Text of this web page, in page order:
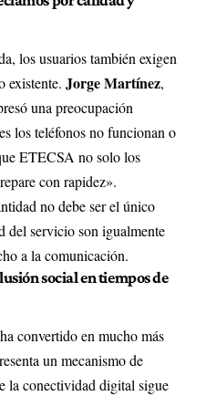
los usuarios también exigen
existente. Jorge Martínez,
una preocupación
los teléfonos no funcionan o
ETECSA no solo los
con rapidez».
no debe ser el único
servicio son igualmente
a la comunicación.
social en tiempos de
convertido en mucho más
un mecanismo de
la conectividad digital sigue